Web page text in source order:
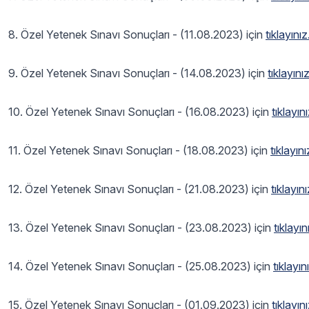
8. Özel Yetenek Sınavı Sonuçları - (11.08.2023) için tıklayınız.
9. Özel Yetenek Sınavı Sonuçları - (14.08.2023) için
10. Özel Yetenek Sınavı Sonuçları - (16.08.2023) için
11. Özel Yetenek Sınavı Sonuçları - (18.08.2023) için
12. Özel Yetenek Sınavı Sonuçları - (21.08.2023) için
13. Özel Yetenek Sınavı Sonuçları - (23.08.2023) için
14. Özel Yetenek Sınavı Sonuçları - (25.08.2023) için
15. Özel Yetenek Sınavı Sonuçları - (01.09.2023) için